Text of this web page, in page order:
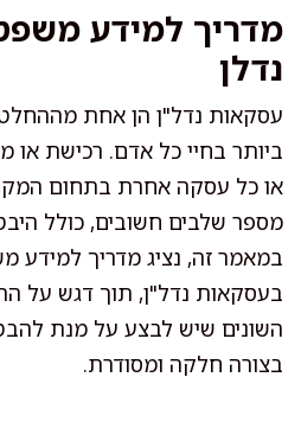
מדריך למידע
נדלן
עסקאות נדל"ן הן אחת
ביותר בחיי כל אדם. רכישת או
או כל עסקה אחרת בתחום
מספר שלבים חשובים, כולל
במאמר זה, נציג מדריך למידע
בעסקאות נדל"ן, תוך דגש על
השונים שיש לבצע על מנת
בצורה חלקה ומסודרת.